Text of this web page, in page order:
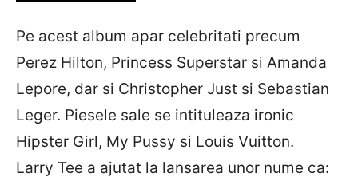
Pe acest album apar celebritati precum
Perez Hilton, Princess Superstar si Amanda
Lepore, dar si Christopher Just si Sebastian
Leger. Piesele sale se intituleaza ironic
Hipster Girl, My Pussy si Louis Vuitton.
Larry Tee a ajutat la lansarea unor nume ca: